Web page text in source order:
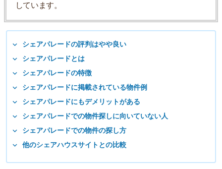
しています。
シェアパレードの評判はやや良い
シェアパレードとは
シェアパレードの特徴
シェアパレードに掲載されている物件例
シェアパレードにもデメリットがある
シェアパレードでの物件探しに向いていない人
シェアパレードでの物件の探し方
他のシェアハウスサイトとの比較